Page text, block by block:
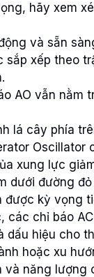
hãy xem
và sẵn
sắp xếp theo
AO vẫn nằm
lá cây phía
Oscillator
xung lực
dưới đường
được kỳ vọng
các chỉ báo
dấu hiệu cho
hoặc xu
và năng lượng